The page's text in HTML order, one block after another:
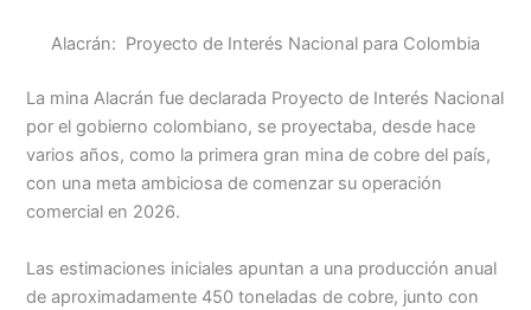
Alacrán: Proyecto de Interés Nacional para Colombia
La mina Alacrán fue declarada Proyecto de Interés Nacional
por el gobierno colombiano, se proyectaba, desde hace
varios años, como la primera gran mina de cobre del país,
con una meta ambiciosa de comenzar su operación
comercial en 2026.
Las estimaciones iniciales apuntan a una producción anual
de aproximadamente 450 toneladas de cobre, junto con